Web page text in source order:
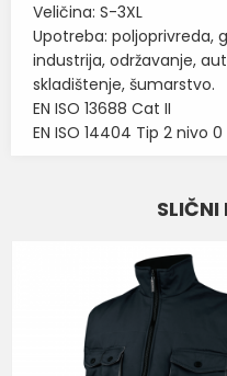
Veličina: S-3XL
Upotreba: poljoprivreda,
industrija, održavanje,
skladištenje, šumarstvo.
EN ISO 13688 Cat II
EN ISO 14404 Tip 2 nivo 0